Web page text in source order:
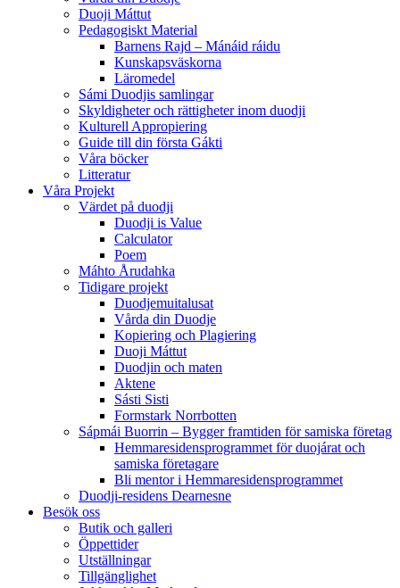
Duoji Máttut
Pedagogiskt Material
Barnens Rajd – Mánáid ráidu
Kunskapsväskorna
Läromedel
Sámi Duodjis samlingar
Skyldigheter och rättigheter inom duodji
Kulturell Appropiering
Guide till din första Gákti
Våra böcker
Litteratur
Våra Projekt
Värdet på duodji​
Duodji is Value
Calculator
Poem
Máhto Årudahka
Tidigare projekt
Duodjemuitalusat
Vårda din Duodje
Kopiering och Plagiering
Duoji Máttut
Duodjin och maten
Aktene
Sásti Sisti
Formstark Norrbotten
Sápmái Buorrin – Bygger framtiden för samiska företag
Hemmaresidensprogrammet för duojárat och
samiska företagare​
Bli mentor i Hemmaresidensprogrammet
Duodji-residens Dearnesne
Besök oss
Butik och galleri
Öppettider
Utställningar
Tillgänglighet